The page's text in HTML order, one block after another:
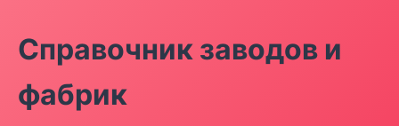
Справочник заводов и
фабрик